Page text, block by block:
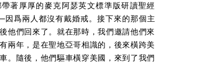
著厚厚的麥克阿瑟英文標準版研讀聖經
爲兩人都沒有戴婚戒。接下來的那個主
他們回來了。就在那時，我們邀請他們來
兩年，是在聖地亞哥相識的，後來橫跨美
。隨後，他們驅車橫穿美國，來到了我們